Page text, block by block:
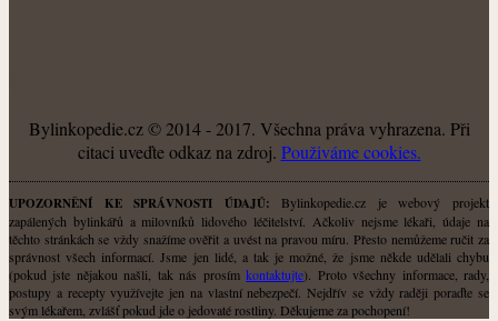
Bylinkopedie.cz © 2014 - 2017. Všechna práva vyhrazena. Při
citaci uveďte odkaz na zdroj. Použiváme cookies.
UPOZORNĚNÍ KE SPRÁVNOSTI ÚDAJŮ: Bylinkopedie.cz je webový projekt
zapálených bylinkářů a milovníků lidového léčitelství. Ačkoliv nejsme lékaři, údaje na
těchto stránkách se vždy snažíme ověřit a uvést na pravou míru. Přesto nemůžeme ručit za
správnost všech informací. Jsme jen lidé, a tak je možné, že jsme někde udělali chybu
(pokud jste nějakou našli, tak nás prosímkontaktujte). Proto všechny informace, rady,
postupy a recepty využívejte jen na vlastní nebezpečí. Nejdřív se vždy raději poraďte se
svým lékařem, zvlášť pokud jde o jedovaté rostliny. Děkujeme za pochopení!